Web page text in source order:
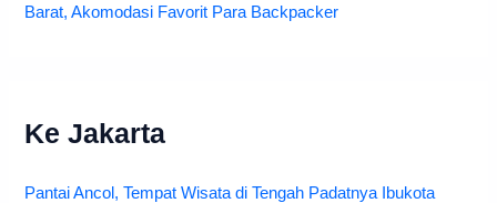
Barat, Akomodasi Favorit Para Backpacker
Ke Jakarta
Pantai Ancol, Tempat Wisata di Tengah Padatnya Ibukota